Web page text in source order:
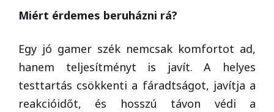
Miért érdemes beruházni rá?
Egy jó gamer szék nemcsak komfortot ad,
hanem teljesítményt is javít. A helyes
testtartás csökkenti a fáradtságot, javítja a
reakcióidőt, és hosszú távon védi a